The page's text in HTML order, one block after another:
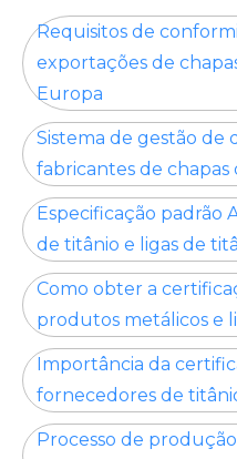
Requisitos de
exportações de
Europa
Sistema de gestão de
fabricantes de chapas
Especificação padrão
de titânio e ligas de
Como obter a
produtos metálicos e
Importância da
fornecedores de
Processo de